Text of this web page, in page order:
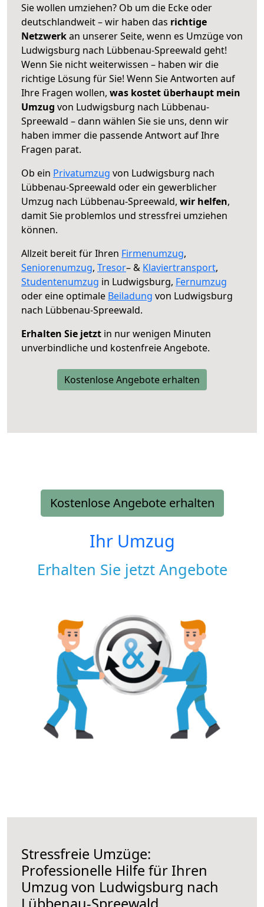
Sie wollen umziehen? Ob um die Ecke oder
deutschlandweit – wir haben das richtige
Netzwerkan unserer Seite, wenn es Umzüge von
Ludwigsburg nach Lübbenau-Spreewald geht!
Wenn Sie nicht weiterwissen – haben wir die
richtige Lösung für Sie! Wenn Sie Antworten auf
Ihre Fragen wollen, was kostet überhaupt mein
Umzug von Ludwigsburg nach Lübbenau-
Spreewald – dann wählen Sie sie uns, denn wir
haben immer die passende Antwort auf Ihre
Fragen parat.
Ob ein Privatumzug von Ludwigsburg nach
Lübbenau-Spreewald oder ein gewerblicher
Umzug nach Lübbenau-Spreewald, wir helfen,
damit Sie problemlos und stressfrei umziehen
können.
Allzeit bereit für Ihren Firmenumzug,
Seniorenumzug, Tresor– & Klaviertransport,
Studentenumzug in Ludwigsburg, Fernumzug
oder eine optimale Beiladung von Ludwigsburg
nach Lübbenau-Spreewald.
Erhalten Sie jetzt in nur wenigen Minuten
unverbindliche und kostenfreie Angebote.
Kostenlose Angebote erhalten
Kostenlose Angebote erhalten
Ihr Umzug
Erhalten Sie jetzt Angebote
Stressfreie Umzüge:
Professionelle Hilfe für Ihren
Umzug von Ludwigsburg nach